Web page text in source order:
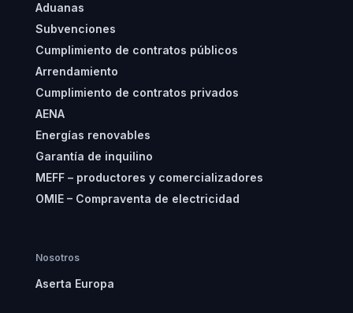
Aduanas
Subvenciones
Cumplimiento de contratos públicos
Arrendamiento
Cumplimiento de contratos privados
AENA
Energías renovables
Garantía de inquilino
MEFF – productores y comercializadores
OMIE – Compraventa de electricidad
Nosotros
Aserta Europa